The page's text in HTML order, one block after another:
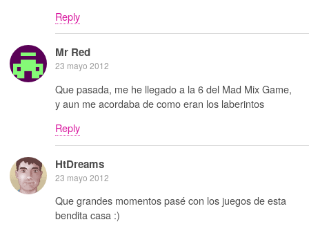
Reply
Mr Red
23 mayo 2012
Que pasada, me he llegado a la 6 del Mad Mix Game,
y aun me acordaba de como eran los laberintos
Reply
HtDreams
23 mayo 2012
Que grandes momentos pasé con los juegos de esta
bendita casa :)